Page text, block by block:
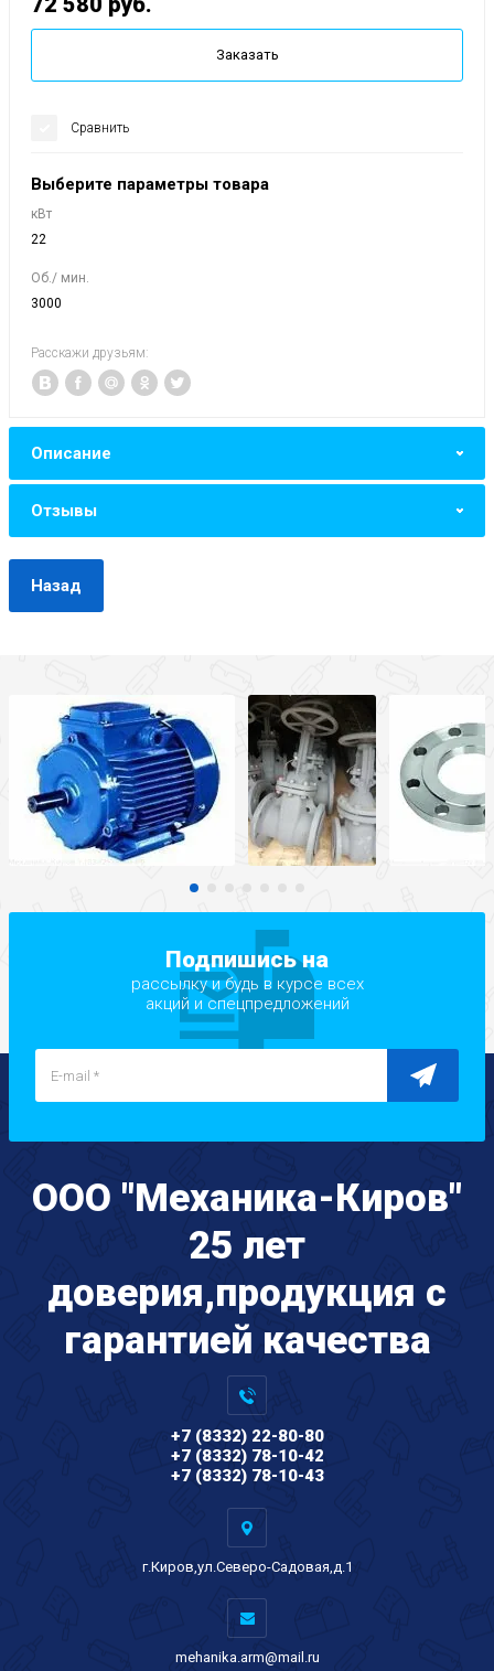
Заказать
Сравнить
Выберите параметры товара
кВт
22
Об./ мин.
3000
Расскажи друзьям:
Описание
Отзывы
Назад
Подпишись на
рассылку и будь в курсе всех
акций и спецпредложений
ООО "Механика-Киров"
25 лет
доверия,продукция с
гарантией качества
+7 (8332) 22-80-80
+7 (8332) 78-10-42
+7 (8332) 78-10-43
г.Киров,ул.Северо-Садовая,д.1
mehanika.arm@mail.ru